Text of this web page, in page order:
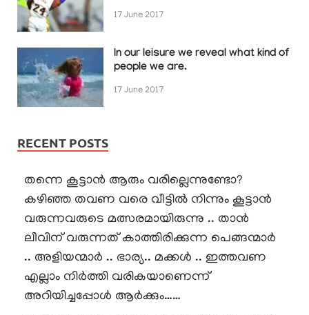
17 June 2017
In our leisure we reveal what kind of
people we are.
17 June 2017
RECENT POSTS
തന്നെ കൂട്ടാൻ ആരും വരില്ലെന്നുണ്ടോ?
കഴിഞ്ഞ തവണ വരെ വീട്ടിൽ നിന്നും കൂട്ടാൻ
വരുന്നവരുടെ മത്സരമായിരുന്നു .. താൻ
ലീവിന് വരുന്നത് കാത്തിരിക്കുന്ന പെങ്ങന്മാർ
.. അളിയന്മാർ .. ഭാര്യ.. മക്കൾ .. ഇത്തവണ
എല്ലാം നിർത്തി വരികയാണെന്ന്
അറിയിച്ചപ്പോൾ ആർക്കും……